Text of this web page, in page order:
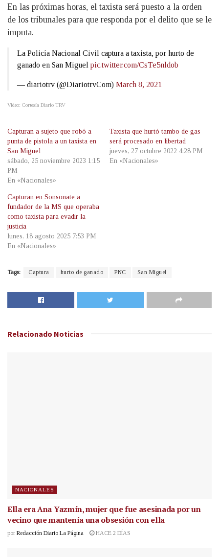
En las próximas horas, el taxista será puesto a la orden
de los tribunales para que responda por el delito que se le
imputa.
La Policía Nacional Civil captura a taxista, por hurto de
ganado en San Miguel pic.twitter.com/CsTe5nldob
— diariotrv (@DiariotrvCom) March 8, 2021
Video: Cortesía Diario TRV
Capturan a sujeto que robó a
punta de pistola a un taxista en
San Miguel
sábado, 25 noviembre 2023 1:15
PM
En «Nacionales»
Taxista que hurtó tambo de gas
será procesado en libertad
jueves, 27 octubre 2022 4:28 PM
En «Nacionales»
Capturan en Sonsonate a
fundador de la MS que operaba
como taxista para evadir la
justicia
lunes, 18 agosto 2025 7:53 PM
En «Nacionales»
Tags: Captura hurto de ganado PNC San Miguel
Relacionado Noticias
NACIONALES
Ella era Ana Yazmín, mujer que fue asesinada por un
vecino que mantenía una obsesión con ella
por Redacción Diario La Página HACE 2 DÍAS